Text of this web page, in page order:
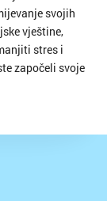
svojih
vještine,
stres i
započeli svoje